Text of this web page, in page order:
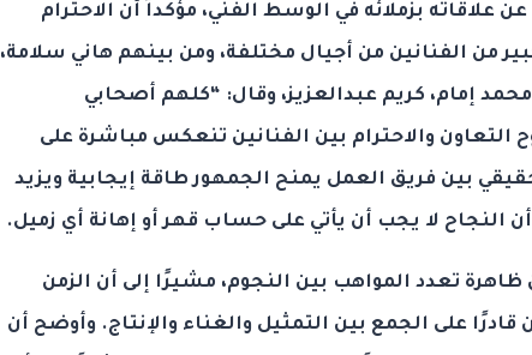
بزملائه في الوسط الفني، مؤكداً أن الاحترام
من الفنانين من أجيال مختلفة، ومن بينهم هاني سلامة،
إمام، كريم عبدالعزيز، وقال: “كلهم أصحابي
التعاون والاحترام بين الفنانين تنعكس مباشرة على
بين فريق العمل يمنح الجمهور طاقة إيجابية ويزيد
النجاح لا يجب أن يأتي على حساب قهر أو إهانة أي زميل.
تعدد المواهب بين النجوم، مشيرًا إلى أن الزمن
على الجمع بين التمثيل والغناء والإنتاج. وأوضح أن